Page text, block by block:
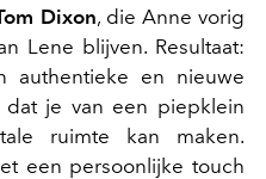
Dixon, die Anne vorig
Lene blijven. Resultaat:
authentieke en nieuwe
je van een piepklein
ruimte kan maken.
een persoonlijke touch